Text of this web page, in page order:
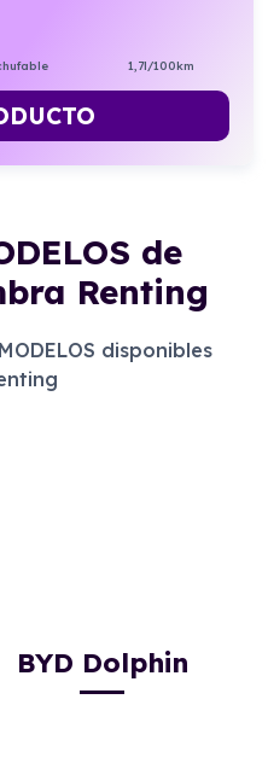
1,7l/100km
de
Renting
disponibles
BYD Dolphin